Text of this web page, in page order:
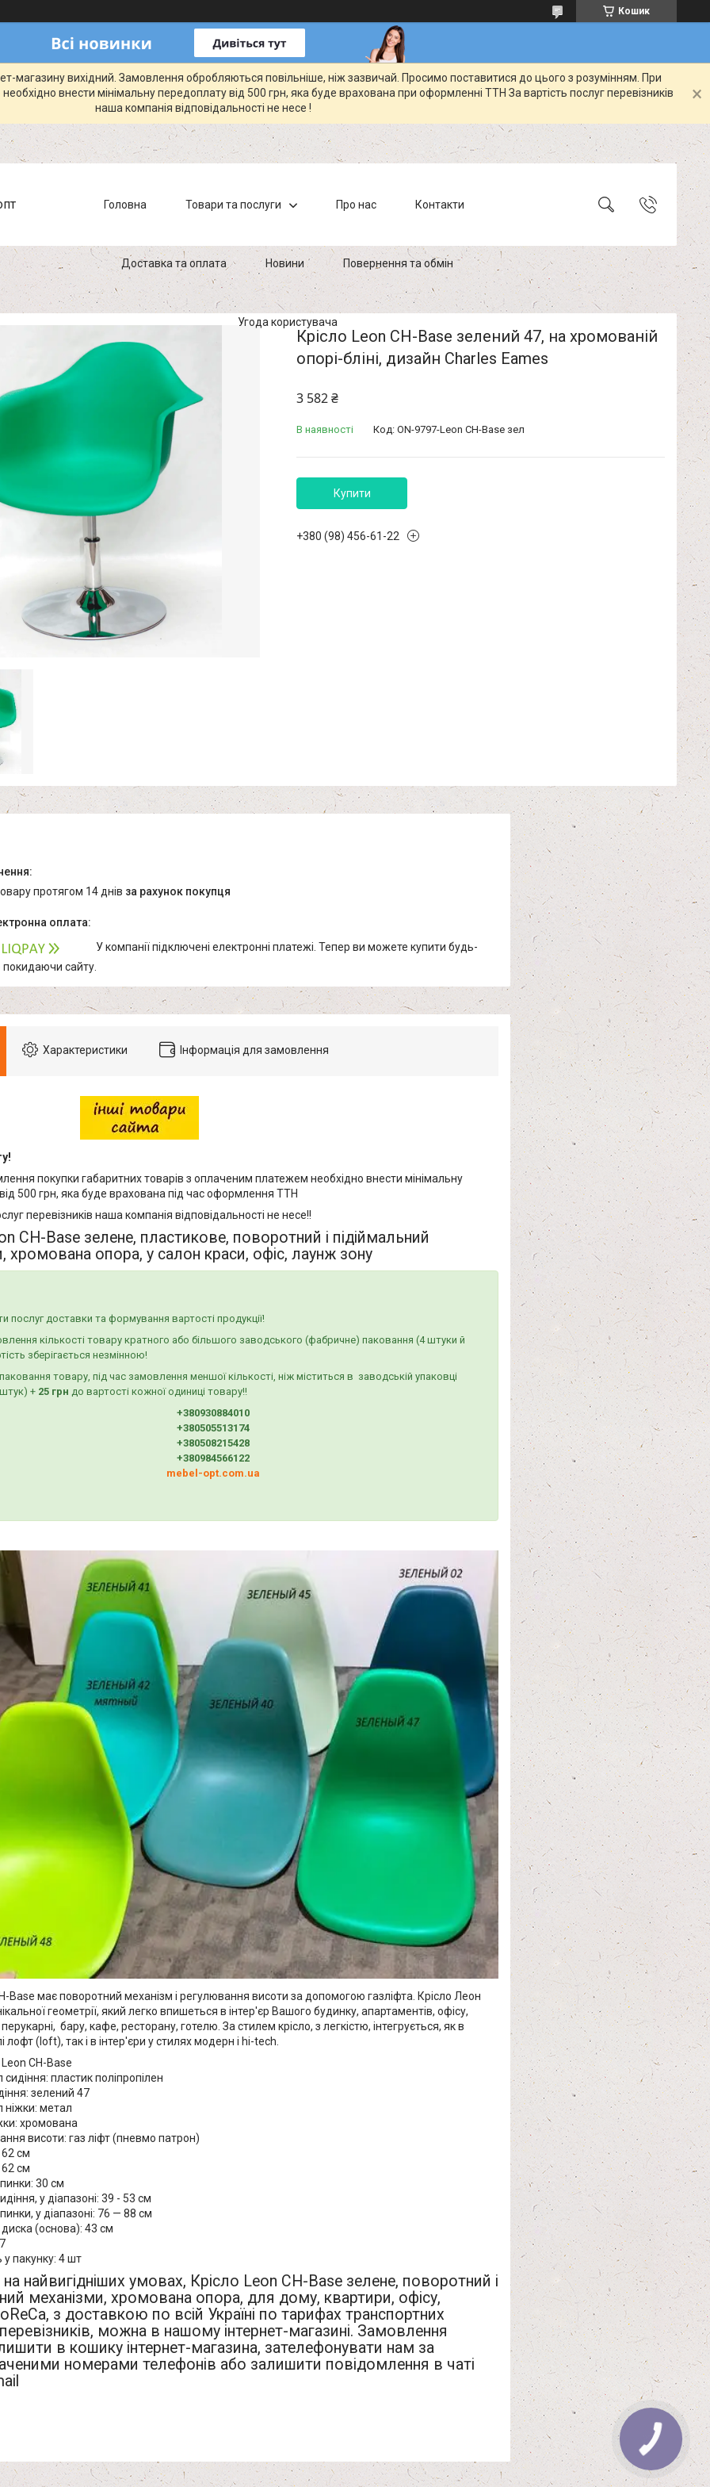
Кошик
магазину вихідний. Замовлення обробляються повільніше, ніж зазвичай. Просимо поставитися до цього з розумінням. При
внести мінімальну передоплату від 500 грн, яка буде врахована при оформленні ТТН За вартість послуг перевізників
наша компанія відповідальності не несе !
Головна Товари та послуги Про нас Контакти
Доставка та оплата Новини Повернення та обмін
Угода користувача
Крісло Leon CH-Base зелений 47, на хромованій
опорі-бліні, дизайн Charles Eames
3 582 ₴
В наявності Код: ON-9797-Leon CH-Base зел
Купити
+380 (98) 456-61-22
протягом 14 днів за рахунок покупця
У компанії підключені електронні платежі. Тепер ви можете купити будь-
сайту.
Характеристики Інформація для замовлення
покупки габаритних товарів з оплаченим платежем необхідно внести мінімальну
500 грн, яка буде врахована під час оформлення ТТН
перевізників наша компанія відповідальності не несе!!
CH-Base зелене, пластикове, поворотний і підіймальний
хромована опора, у салон краси, офіс, лаунж зону
послуг доставки та формування вартості продукції!
кількості товару кратного або більшого заводського (фабричне) паковання (4 штуки й
зберігається незмінною!
товару, під час замовлення меншої кількості, ніж міститься в заводській упаковці
+ 25 грн до вартості кожної одиниці товару!!
+380930884010
+380505513174
+380508215428
+380984566122
mebel-opt.com.ua
Base має поворотний механізм і регулювання висоти за допомогою газліфта. Крісло Леон
геометрії, який легко впишеться в інтер'єр Вашого будинку, апартаментів, офісу,
бару, кафе, ресторану, готелю. За стилем крісло, з легкістю, інтегрується, як в
лофт (loft), так і в інтер'єри у стилях модерн і hi-tech.
CH-Base
сидіння: пластик поліпропілен
зелений 47
ніжки: метал
хромована
висоти: газ ліфт (пневмо патрон)
см
62 см
30 см
у діапазоні: 39 - 53 см
у діапазоні: 76 — 88 см
(основа): 43 см
у пакунку: 4 шт
найвигідніших умовах, Крісло Leon CH-Base зелене, поворотний і
механізми, хромована опора, для дому, квартири, офісу,
з доставкою по всій Україні по тарифах транспортних
можна в нашому інтернет-магазині. Замовлення
в кошику інтернет-магазина, зателефонувати нам за
номерами телефонів або залишити повідомлення в чаті